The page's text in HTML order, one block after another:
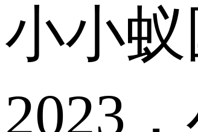
小小
2023